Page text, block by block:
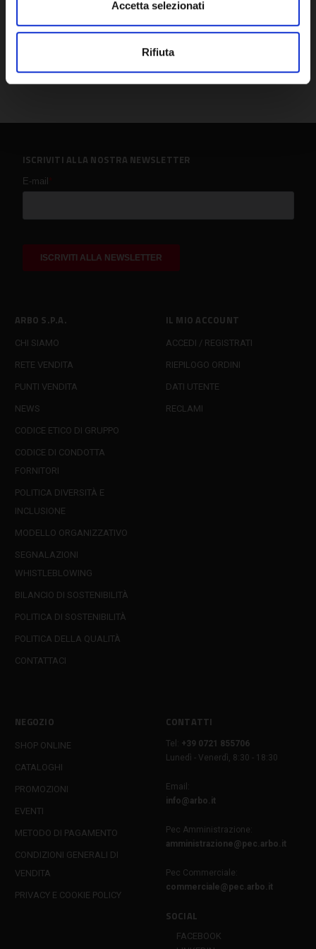
Accetta selezionati
Rifiuta
ARBO S.P.A.
CHI SIAMO
RETE VENDITA
PUNTI VENDITA
NEWS
CODICE ETICO DI GRUPPO
CODICE DI CONDOTTA
FORNITORI
POLITICA DIVERSITÀ E
INCLUSIONE
MODELLO ORGANIZZATIVO
SEGNALAZIONI
WHISTLEBLOWING
BILANCIO DI SOSTENIBILITÀ
POLITICA DI SOSTENIBILITÀ
POLITICA DELLA QUALITÀ
CONTATTACI
IL MIO ACCOUNT
ACCEDI / REGISTRATI
RIEPILOGO ORDINI
DATI UTENTE
RECLAMI
NEGOZIO
SHOP ONLINE
CATALOGHI
PROMOZIONI
EVENTI
METODO DI PAGAMENTO
CONDIZIONI GENERALI DI
VENDITA
PRIVACY E COOKIE POLICY
CONTATTI
Tel:
+39 0721 855706
Lunedì - Venerdì, 8:30 - 18:30
Email:
info@arbo.it
Pec Amministrazione:
amministrazione@pec.arbo.it
Pec Commerciale:
commerciale@pec.arbo.it
SOCIAL
FACEBOOK
ISCRIVITI ALLA NOSTRA NEWSLETTER